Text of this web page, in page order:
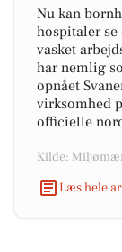
Nu kan
hospitaler se
vasket
har nemlig
opnået
virksomhed
officielle
Kilde:
Læs hele